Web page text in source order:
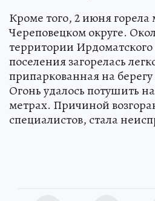
Кроме того, 2 июня
Череповецком округе.
территории Ирдоматского
поселения загорелась
припаркованная на
Огонь удалось потушить
метрах. Причиной
специалистов, стала